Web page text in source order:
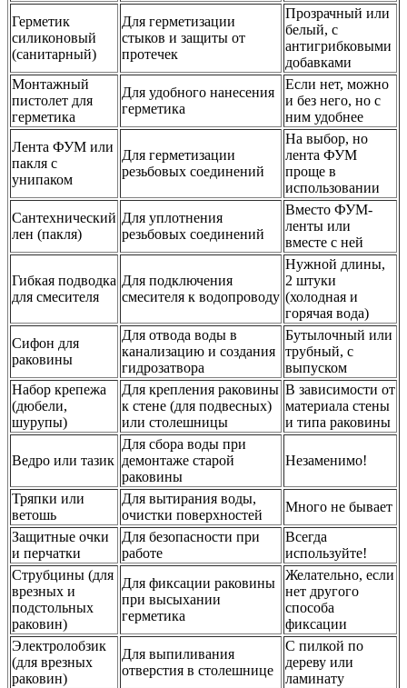
Герметик
силиконовый
(санитарный)
Для герметизации
стыков и защиты от
протечек
Прозрачный или
белый, с
антигрибковыми
добавками
Монтажный
пистолет для
герметика
Для удобного нанесения
герметика
Если нет, можно
и без него, но с
ним удобнее
Лента ФУМ или
пакля с
унипаком
Для герметизации
резьбовых соединений
На выбор, но
лента ФУМ
проще в
использовании
Сантехнический
лен (пакля)
Для уплотнения
резьбовых соединений
Вместо ФУМ-
ленты или
вместе с ней
Гибкая подводка
для смесителя
Для подключения
смесителя к водопроводу
Нужной длины,
2 штуки
(холодная и
горячая вода)
Сифон для
раковины
Для отвода воды в
канализацию и создания
гидрозатвора
Бутылочный или
трубный, с
выпуском
Набор крепежа
(дюбели,
шурупы)
Для крепления раковины
к стене (для подвесных)
или столешницы
В зависимости от
материала стены
и типа раковины
Ведро или тазик
Для сбора воды при
демонтаже старой
раковины
Незаменимо!
Тряпки или
ветошь
Для вытирания воды,
очистки поверхностей
Много не бывает
Защитные очки
и перчатки
Для безопасности при
работе
Всегда
используйте!
Струбцины (для
врезных и
подстольных
раковин)
Для фиксации раковины
при высыхании
герметика
Желательно, если
нет другого
способа
фиксации
Электролобзик
(для врезных
раковин)
Для выпиливания
отверстия в столешнице
С пилкой по
дереву или
ламинату